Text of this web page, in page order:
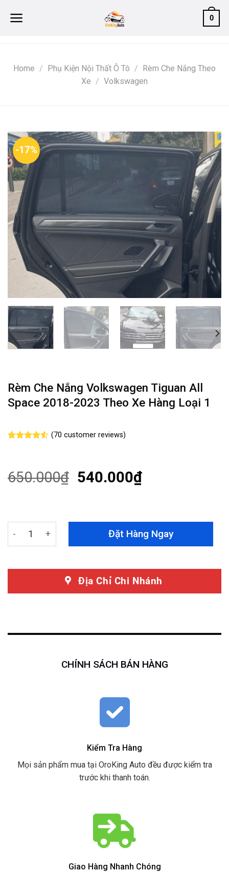
0
Home / Phụ Kiện Nội Thất Ô Tô / Rèm Che Nắng Theo
Xe / Volkswagen
-17%
Rèm Che Nắng Volkswagen Tiguan All
Space 2018-2023 Theo Xe Hàng Loại 1
based on
customer
(70 customer reviews)
650.000₫ 540.000₫
Rèm Che Nắng Volkswagen Tiguan All Space 2018-
Đặt Hàng Ngay
Địa Chỉ Chi Nhánh
CHÍNH SÁCH BÁN HÀNG
Kiểm Tra Hàng
Mọi sản phẩm mua tại OroKing Auto đều được kiểm tra
trước khi thanh toán.
Giao Hàng Nhanh Chóng